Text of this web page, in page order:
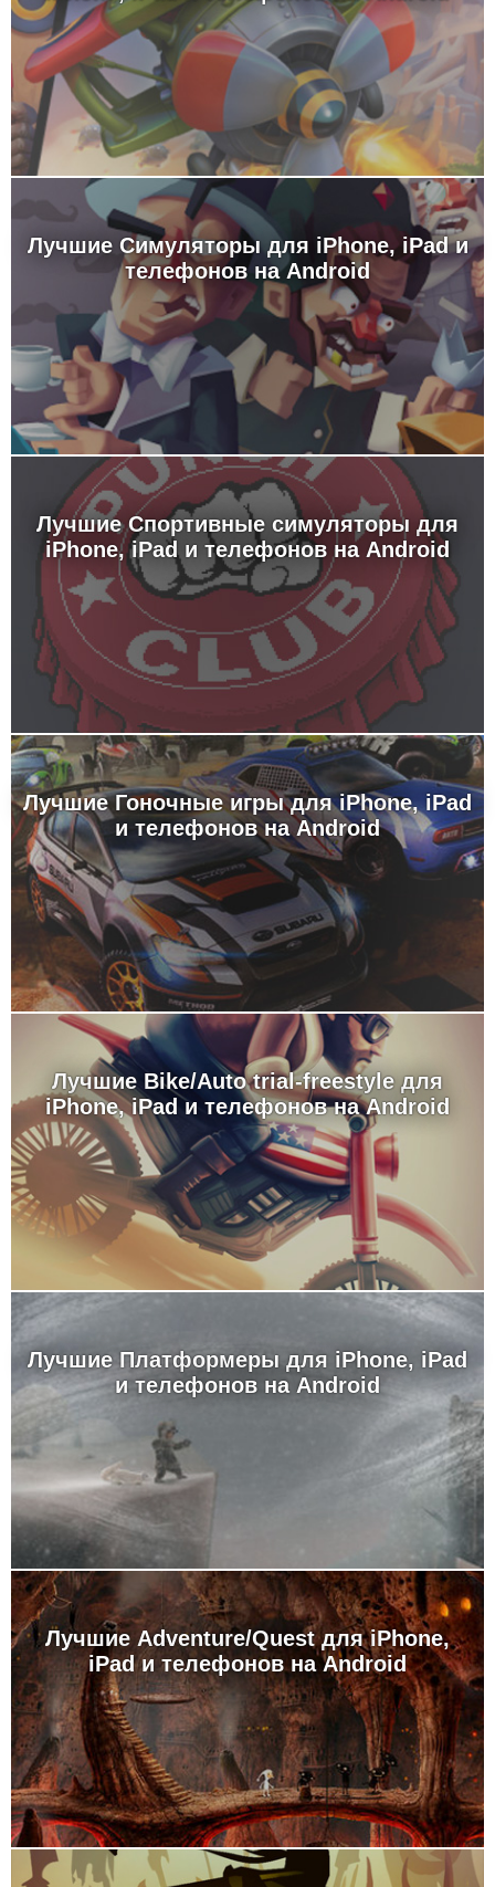
Лучшие Симуляторы для iPhone, iPad и
телефонов на Android
Лучшие Спортивные симуляторы для
iPhone, iPad и телефонов на Android
Лучшие Гоночные игры для iPhone, iPad
и телефонов на Android
Лучшие Bike/Auto trial-freestyle для
iPhone, iPad и телефонов на Android
Лучшие Платформеры для iPhone, iPad
и телефонов на Android
Лучшие Adventure/Quest для iPhone,
iPad и телефонов на Android